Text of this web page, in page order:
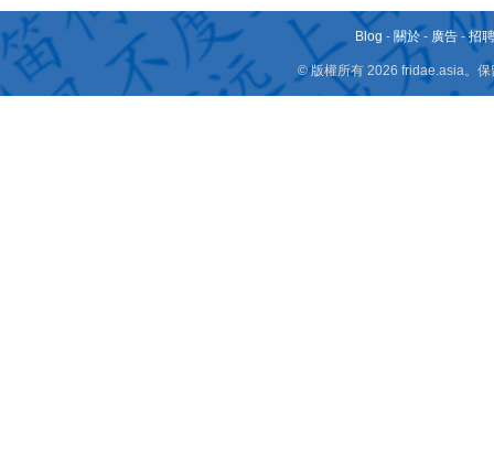
Blog - 關於 - 廣告 -招
© 版權所有 2026 fridae.asia。